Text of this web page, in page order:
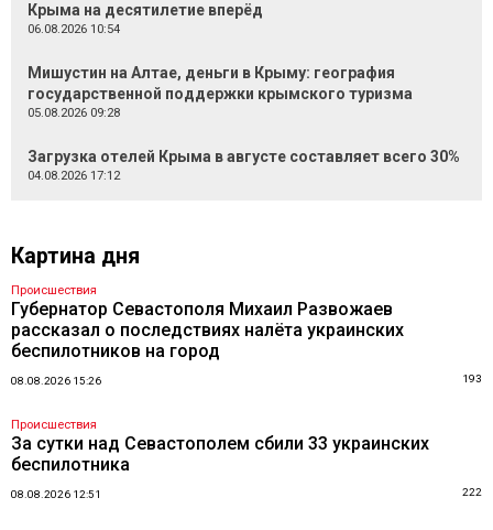
Крыма на десятилетие вперёд
06.08.2026 10:54
Мишустин на Алтае, деньги в Крыму: география
государственной поддержки крымского туризма
05.08.2026 09:28
Загрузка отелей Крыма в августе составляет всего 30%
04.08.2026 17:12
Картина дня
Происшествия
Губернатор Севастополя Михаил Развожаев
рассказал о последствиях налёта украинских
беспилотников на город
08.08.2026 15:26 193
Происшествия
За сутки над Севастополем сбили 33 украинских
беспилотника
08.08.2026 12:51 222